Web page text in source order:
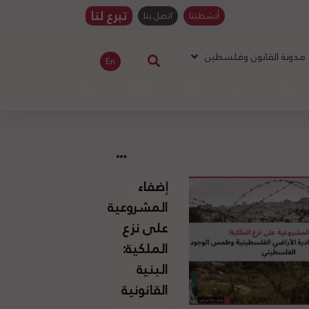
أنشطتنا اتصل بنا تبرع لنا
مدونة القانون وفلسطين En
إضفاء
المشروعية
على نزع
الملكية:
البنية
القانونية